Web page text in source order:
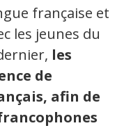
française et
les jeunes du
les
de
afin de